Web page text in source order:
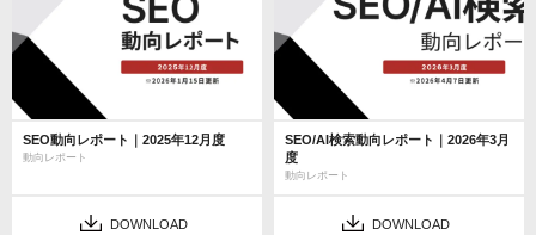
SEO動向レポート｜2025年12月度
動向レポート
DOWNLOAD
SEO/AI検索動向レポート｜2026年3月
度
動向レポート
DOWNLOAD